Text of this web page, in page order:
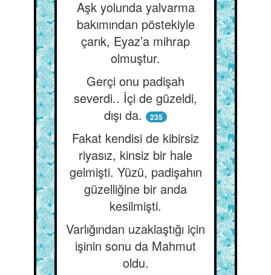
Aşk yolunda yalvarma
bakımından pöstekiyle
çarık, Eyaz’a mihrap
olmuştur.
Gerçi onu padişah
severdi.. İçi de güzeldi,
dışı da.
235
Fakat kendisi de kibirsiz
riyasız, kinsiz bir hale
gelmişti. Yüzü, padişahın
güzelliğine bir anda
kesilmişti.
Varlığından uzaklaştığı için
işinin sonu da Mahmut
oldu.